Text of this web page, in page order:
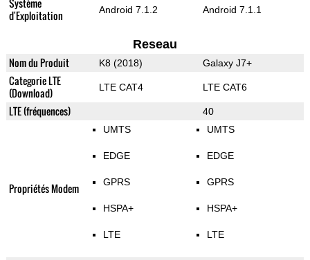
Système
d'Exploitation
Android 7.1.2 Android 7.1.1
Reseau
Nom du Produit K8 (2018) Galaxy J7+
Categorie LTE
(Download)
LTE CAT4 LTE CAT6
LTE (fréquences) 40
Propriétés Modem
UMTS
EDGE
GPRS
HSPA+
LTE
UMTS
EDGE
GPRS
HSPA+
LTE